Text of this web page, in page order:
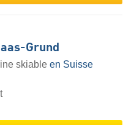
Grund
skiable en Suisse